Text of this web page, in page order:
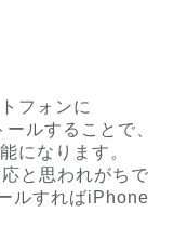
フォンに
ルすることで、
になります。
と思われがちで
ルすればiPhone